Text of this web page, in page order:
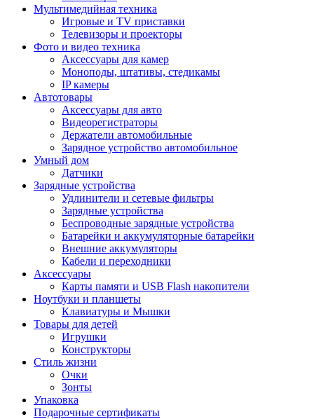
Мультимедийная техника
Игровые и TV приставки
Телевизоры и проекторы
Фото и видео техника
Аксессуары для камер
Моноподы, штативы, стедикамы
IP камеры
Автотовары
Аксессуары для авто
Видеорегистраторы
Держатели автомобильные
Зарядное устройство автомобильное
Умный дом
Датчики
Зарядные устройства
Удлинители и сетевые фильтры
Зарядные устройства
Беспроводные зарядные устройства
Батарейки и аккумуляторные батарейки
Внешние аккумуляторы
Кабели и переходники
Аксессуары
Карты памяти и USB Flash накопители
Ноутбуки и планшеты
Клавиатуры и Мышки
Товары для детей
Игрушки
Конструкторы
Стиль жизни
Очки
Зонты
Упаковка
Подарочные сертификаты